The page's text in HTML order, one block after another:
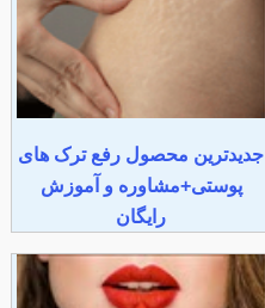
جدیدترین محصول رفع ترک های
پوستی+مشاوره و آموزش
رایگان